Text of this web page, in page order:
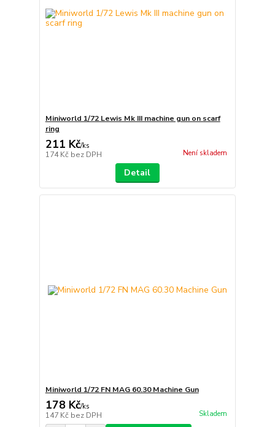
Miniworld 1/72 Lewis Mk III machine gun on scarf
ring
211 Kč/ks
174 Kč bez DPH Není skladem
Detail
Miniworld 1/72 FN MAG 60.30 Machine Gun
178 Kč/ks
147 Kč bez DPH Skladem